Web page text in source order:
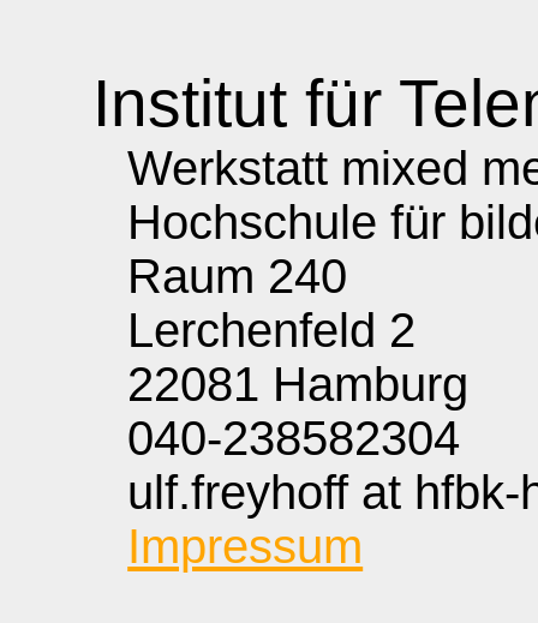
Institut für
Werkstatt mixed
Hochschule für
Raum 240
Lerchenfeld 2
22081 Hamburg
040-238582304
ulf.freyhoff at hfbk-
Impressum